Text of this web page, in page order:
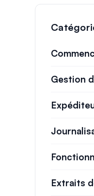
Gestion
Extraits